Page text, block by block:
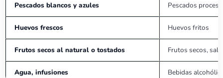
Pescados blancos y azules Pescados
Huevos frescos Huevos fritos
Frutos secos al natural o tostados Frutos secos,
Agua, infusiones Bebidas